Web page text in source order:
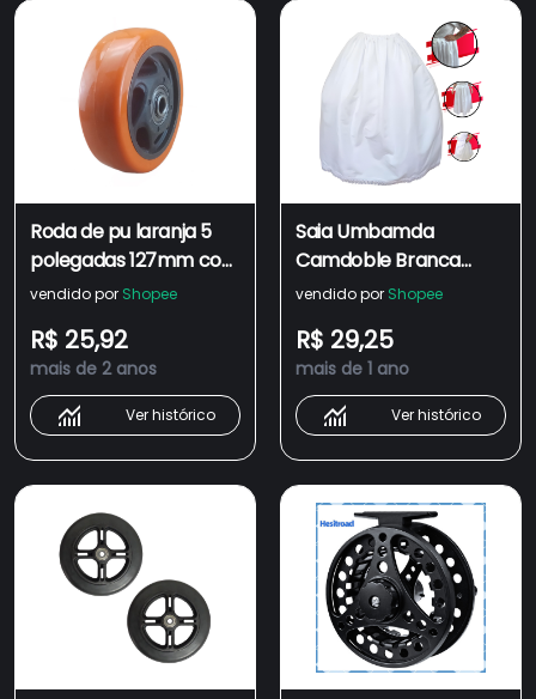
Roda de pu laranja 5
polegadas 127mm com
rolamento de esfera
vendido por Shopee
R$ 25,92
mais de 2 anos
Ver histórico
Saia Umbamda
Camdoble Branca
Vermelha Preta Com 3
e 90cm de Altura Luxo
Com Renda Entrega
Ultra Rápida
vendido por Shopee
R$ 29,25
mais de 1 ano
Ver histórico